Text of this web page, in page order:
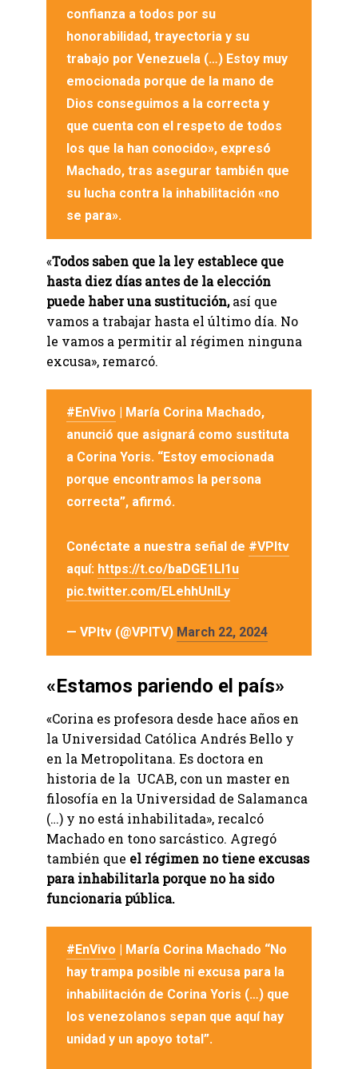
confianza a todos por su
honorabilidad, trayectoria y su
trabajo por Venezuela (…) Estoy muy
emocionada porque de la mano de
Dios conseguimos a la correcta y
que cuenta con el respeto de todos
los que la han conocido», expresó
Machado, tras asegurar también que
su lucha contra la inhabilitación «no
se para».
«Todos saben que la ley establece que
hasta diez días antes de la elección
puede haber una sustitución,así que
vamos a trabajar hasta el último día. No
le vamos a permitir al régimen ninguna
excusa», remarcó.
#EnVivo | María Corina Machado,
anunció que asignará como sustituta
a Corina Yoris. “Estoy emocionada
porque encontramos la persona
correcta”, afirmó.
Conéctate a nuestra señal de #VPItv
aquí: https://t.co/baDGE1Ll1u
pic.twitter.com/ELehhUnlLy
— VPItv (@VPITV) March 22, 2024
«Estamos pariendo el país»
«Corina es profesora desde hace años en
la Universidad Católica Andrés Bello y
en la Metropolitana. Es doctora en
historia de la UCAB, con un master en
filosofía en la Universidad de Salamanca
(…) y no está inhabilitada», recalcó
Machado en tono sarcástico. Agregó
también que el régimen no tiene excusas
para inhabilitarla porque no ha sido
funcionaria pública.
#EnVivo | María Corina Machado “No
hay trampa posible ni excusa para la
inhabilitación de Corina Yoris (…) que
los venezolanos sepan que aquí hay
unidad y un apoyo total”.